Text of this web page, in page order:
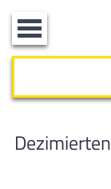
Toggle
navigation